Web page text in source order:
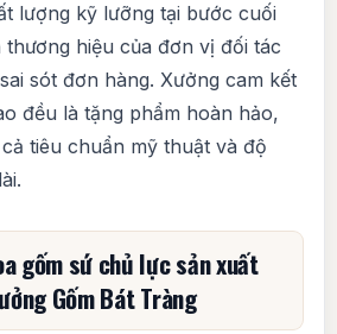
lượng kỹ lưỡng tại bước cuối
hiệu của đơn vị đối tác
sót đơn hàng. Xưởng cam kết
đều là tặng phẩm hoàn hảo,
tiêu chuẩn mỹ thuật và độ
gốm sứ chủ lực sản xuất
Gốm Bát Tràng